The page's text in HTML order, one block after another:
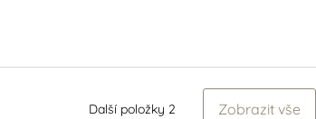
Další položky 2 Zobrazit vše